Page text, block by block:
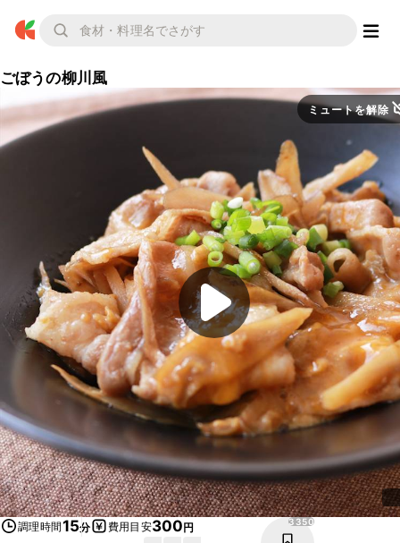
ごぼうの柳川風
ミュートを解除
調理時間15分 費用目安300円 3350